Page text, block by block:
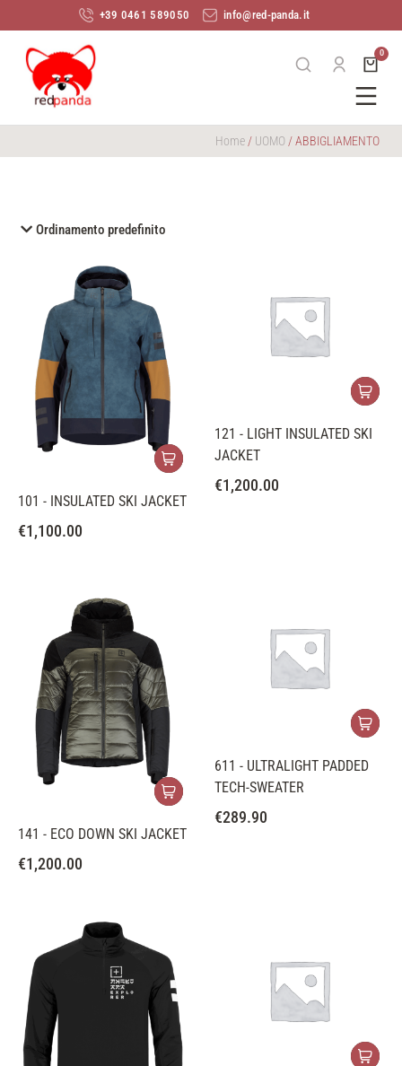
+39 0461 589050 info@red-panda.it
Home / UOMO / ABBIGLIAMENTO
101 - INSULATED SKI JACKET
€1,100.00
121 - LIGHT INSULATED SKI
JACKET
€1,200.00
141 - ECO DOWN SKI JACKET
€1,200.00
611 - ULTRALIGHT PADDED
TECH-SWEATER
€289.90